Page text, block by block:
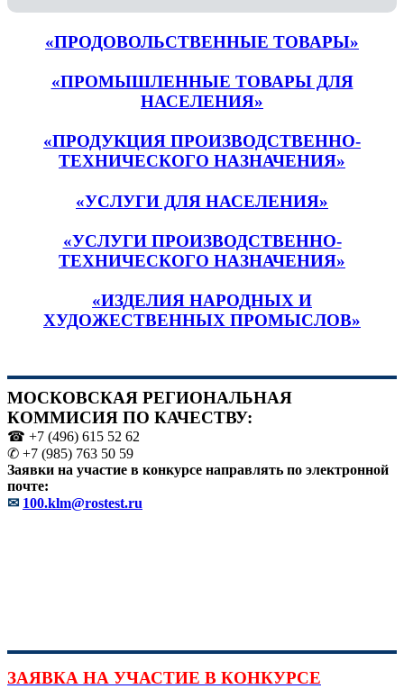
«ПРОДОВОЛЬСТВЕННЫЕ ТОВАРЫ»
«ПРОМЫШЛЕННЫЕ ТОВАРЫ ДЛЯ
НАСЕЛЕНИЯ»
«ПРОДУКЦИЯ ПРОИЗВОДСТВЕННО-
ТЕХНИЧЕСКОГО НАЗНАЧЕНИЯ»
«УСЛУГИ ДЛЯ НАСЕЛЕНИЯ»
«УСЛУГИ ПРОИЗВОДСТВЕННО-
ТЕХНИЧЕСКОГО НАЗНАЧЕНИЯ»
«ИЗДЕЛИЯ НАРОДНЫХ И
ХУДОЖЕСТВЕННЫХ ПРОМЫСЛОВ»
МОСКОВСКАЯ РЕГИОНАЛЬНАЯ
КОММИСИЯ ПО КАЧЕСТВУ:
☎ +7 (496) 615 52 62
✆ +7 (985) 763 50 59
Заявки на участие в конкурсе направлять по электронной
почте:
✉ 100.klm@rostest.ru
ЗАЯВКА НА УЧАСТИЕ В КОНКУРСЕ